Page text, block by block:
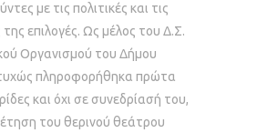
με τις πολιτικές και τις
της επιλογές. Ως μέλος του Δ.Σ.
Οργανισμού του Δήμου
πληροφορήθηκα πρώτα
και όχι σε συνεδρίασή του,
του θερινού θεάτρου